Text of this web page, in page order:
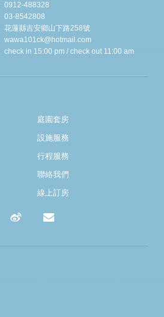
0912-488328
03-8542808
花蓮縣吉安鄉山下路258號
wawa101ck@hotmail.com
check in 15:00 pm / check out 11:00 am
庭園套房
設施服務
行程服務
聯絡我們
線上訂房